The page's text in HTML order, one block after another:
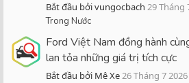
Bắt đầu bởi vungocbach 29 Tháng
Trong Nước
Ford Việt Nam đồng hành
lan tỏa những giá trị tích cực
Bắt đầu bởi Mê Xe26 Tháng 7 2026